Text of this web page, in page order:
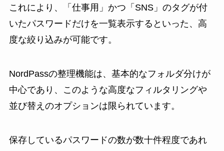
これにより、「仕事用」かつ「SNS」のタグが付
いたパスワードだけを一覧表示するといった、高
度な絞り込みが可能です。
NordPassの整理機能は、基本的なフォルダ分けが
中心であり、このような高度なフィルタリングや
並び替えのオプションは限られています。
保存しているパスワードの数が数十件程度であれ